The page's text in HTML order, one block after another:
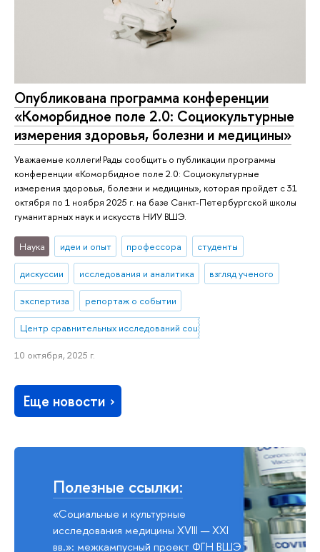
Полезные ссылки:
«Социальные и культурные
исследования медицины XVIII — XXI
вв.»: межкампусный проект ФГН ВШЭ
Опубликована программа конференции
«Коморбидное поле 2.0: Социокультурные
измерения здоровья, болезни и медицины»
Уважаемые коллеги! Рады сообщить о публикации программы
конференции «Коморбидное поле 2.0: Социокультурные
измерения здоровья, болезни и медицины», которая пройдет с 31
октября по 1 ноября 2025 г. на базе Санкт-Петербургской школы
гуманитарных наук и искусств НИУ ВШЭ.
Наука идеи и опыт профессора студенты
дискуссии исследования и аналитика взгляд ученого
экспертиза репортаж о событии
Центр сравнительных исследований социального благополучия
10 октября, 2025 г.
Еще новости